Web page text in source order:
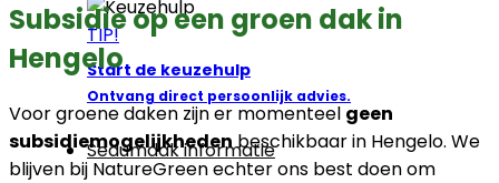
TIP!
Start de keuzehulp
Ontvang direct persoonlijk advies.
Sedumdak informatie
Subsidie op een groen dak in
Hengelo
Voor groene daken zijn er momenteel geen
subsidiemogelijkhedenbeschikbaar in Hengelo. We
blijven bij NatureGreen echter ons best doen om